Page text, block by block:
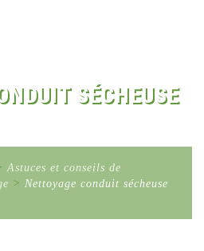
SÉCHEUSE
Astuces et conseils de
> Nettoyage conduit sécheuse